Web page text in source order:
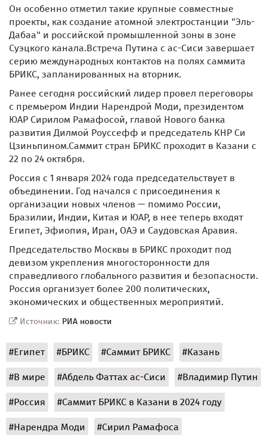
Он особенно отметил такие крупные совместные
проекты, как создание атомной электростанции "Эль-
Дабаа" и российской промышленной зоны в зоне
Суэцкого канала.Встреча Путина с ас-Сиси завершает
серию международных контактов на полях саммита
БРИКС, запланированных на вторник.
Ранее сегодня российский лидер провел переговоры
с премьером Индии Нарендрой Моди, президентом
ЮАР Сирилом Рамафосой, главой Нового банка
развития Дилмой Роуссефф и председатель КНР Си
Цзиньпином.Саммит стран БРИКС проходит в Казани с
22 по 24 октября.
Россия с 1 января 2024 года председательствует в
объединении. Год начался с присоединения к
организации новых членов — помимо России,
Бразилии, Индии, Китая и ЮАР, в нее теперь входят
Египет, Эфиопия, Иран, ОАЭ и Саудовская Аравия.
Председательство Москвы в БРИКС проходит под
девизом укрепления многосторонности для
справедливого глобального развития и безопасности.
Россия организует более 200 политических,
экономических и общественных мероприятий.
Источник: РИА новости
#Египет #БРИКС #Саммит БРИКС #Казань
#В мире #Абдель Фаттах ас-Сиси #Владимир Путин
#Россия #Саммит БРИКС в Казани в 2024 году
#Нарендра Моди #Сирил Рамафоса